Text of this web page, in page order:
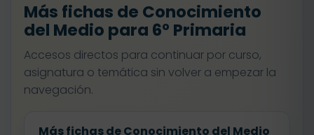
Más fichas de Conocimiento
del Medio para 6º Primaria
Accesos directos para continuar por curso,
asignatura o temática sin volver a empezar la
navegación.
Más fichas de Conocimiento del Medio